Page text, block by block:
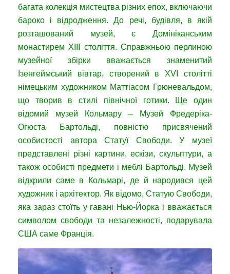
багата колекція мистецтва різних епох, включаючи
бароко і відродження. До речі, будівля, в якій
розташований музей, є Домініканським
монастирем XIІІ століття. Справжньою перлиною
музейної збірки вважається знаменитий
Ізенгеймський вівтар, створений в XVI столітті
німецьким художником Маттіасом Грюневальдом,
що творив в стилі північної готики. Ще один
відомий музей Кольмару – Музей Фредеріка-
Огюста Бартольді, повністю присвячений
особистості автора Статуї Свободи. У музеї
представлені різні картини, ескізи, скульптури, а
також особисті предмети і меблі Бартольді. Музей
відкрили саме в Кольмарі, де й народився цей
художник і архітектор. Як відомо, Статую Свободи,
яка зараз стоїть у гавані Нью-Йорка і вважається
символом свободи та незалежності, подарувала
США саме Франція.